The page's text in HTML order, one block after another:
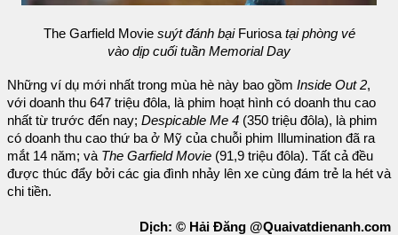
The Garfield Movie suýt đánh bạiFuriosa tại phòng vé
vào dịp cuối tuần Memorial Day
Những ví dụ mới nhất trong mùa hè này bao gồm Inside Out 2,
với doanh thu 647 triệu đôla, là phim hoạt hình có doanh thu cao
nhất từ ​​trước đến nay; Despicable Me 4 (350 triệu đôla), là phim
có doanh thu cao thứ ba ở Mỹ của chuỗi phim Illumination đã ra
mắt 14 năm; và The Garfield Movie (91,9 triệu đôla). Tất cả đều
được thúc đẩy bởi các gia đình nhảy lên xe cùng đám trẻ la hét và
chi tiền.
Dịch: © Hải Đăng @Quaivatdienanh.com